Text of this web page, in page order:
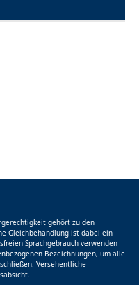
gehört zu den
Gleichbehandlung ist dabei ein
Sprachgebrauch verwenden
Bezeichnungen, um alle
Versehentliche